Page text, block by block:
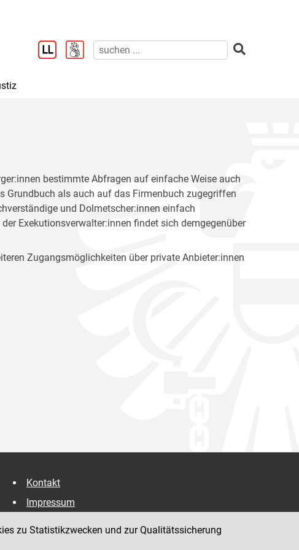
bestimmte Abfragen auf einfache Weise auch
Grundbuch als auch auf das Firmenbuch zugegriffen
und Dolmetscher:innen einfach
Exekutionsverwalter:innen findet sich demgegenüber
Zugangsmöglichkeiten über private Anbieter:innen
Kontakt
Impressum
zu Statistikzwecken und zur Qualitätssicherung